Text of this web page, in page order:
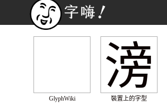
GlyphWiki
滂
裝置上的字型